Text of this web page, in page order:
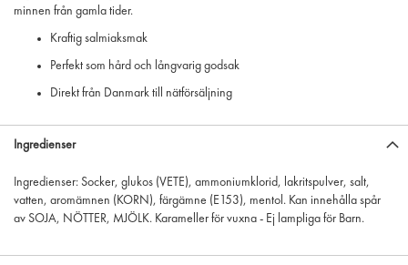
minnen från gamla tider.
Kraftig salmiaksmak
Perfekt som hård och långvarig godsak
Direkt från Danmark till nätförsäljning
Ingredienser
Ingredienser: Socker, glukos (VETE), ammoniumklorid, lakritspulver, salt,
vatten, aromämnen (KORN), färgämne (E153), mentol. Kan innehålla spår
av SOJA, NÖTTER, MJÖLK. Karameller för vuxna - Ej lampliga för Barn.